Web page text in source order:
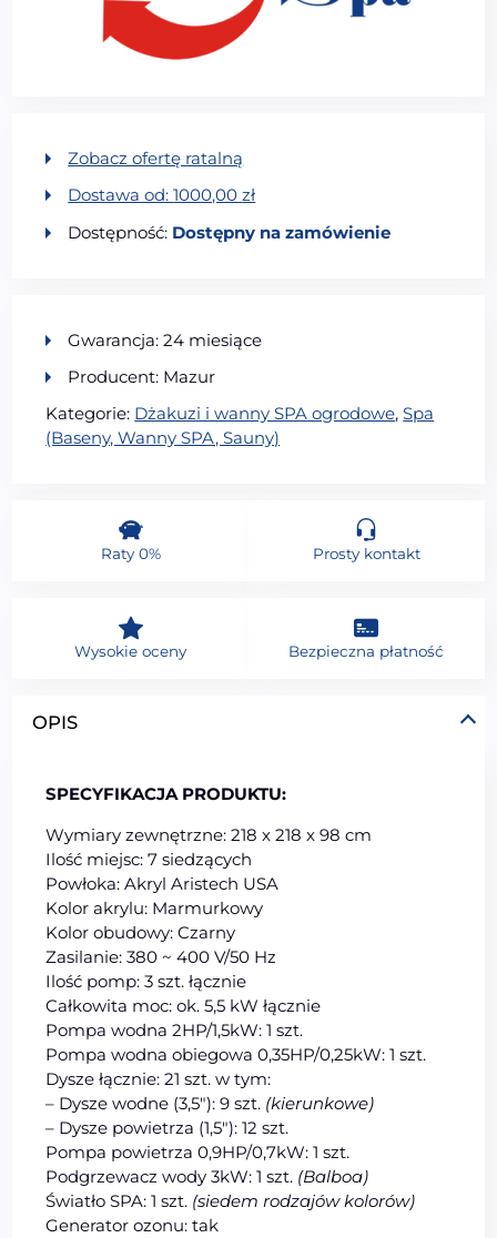
OPIS
SPECYFIKACJA PRODUKTU:
Wymiary zewnętrzne: 218 x 218 x 98 cm
Ilość miejsc: 7 siedzących
Powłoka: Akryl Aristech USA
Kolor akrylu: Marmurkowy
Kolor obudowy: Czarny
Zasilanie: 380 ~ 400 V/50 Hz
Ilość pomp: 3 szt. łącznie
Całkowita moc: ok. 5,5 kW łącznie
Pompa wodna 2HP/1,5kW: 1 szt.
Pompa wodna obiegowa 0,35HP/0,25kW: 1 szt.
Dysze łącznie: 21 szt. w tym:
– Dysze wodne (3,5″): 9 szt. (kierunkowe)
– Dysze powietrza (1,5″): 12 szt.
Pompa powietrza 0,9HP/0,7kW: 1 szt.
Podgrzewacz wody 3kW: 1 szt. (Balboa)
Światło SPA: 1 szt. (siedem rodzajów kolorów)
Generator ozonu: tak
Zobacz ofertę ratalną
Dostawa od:1000,00zł
Dostępność: Dostępny na zamówienie
Gwarancja: 24 miesiące
Producent: Mazur
Kategorie: Dżakuzi i wanny SPA ogrodowe,Spa
(Baseny, Wanny SPA, Sauny)
Raty 0% Prosty kontakt
Wysokie oceny Bezpieczna płatność